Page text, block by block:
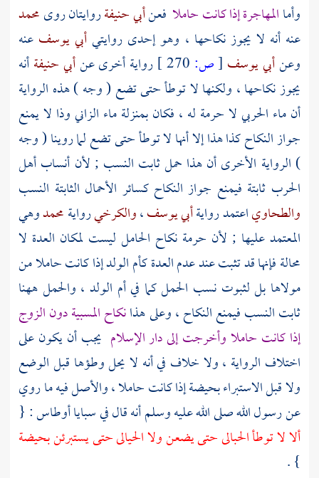
وأماالمهاجرة إذا كانت حاملا فعنأبي حنيفةروايتان روىمحمد
عنه أنه لا يجوز نكاحها ، وهو إحدى روايتيأبي يوسف عنه
وعنأبي يوسف [ص: رواية أخرى عنأبي حنيفةأنه
يجوز نكاحها ، ولكنها لا توطأ حتى تضع ( وجه ) هذه الرواية
أن ماء الحربي لا حرمة له ، فكان بمنزلة ماء الزاني وذا لا يمنع
جواز النكاح كذا هذا إلا أنها لا توطأ حتى تضع لما روينا ( وجه
) الرواية الأخرى أن هذا حمل ثابت النسب ; لأن أنساب أهل
الحرب ثابتة فيمنع جواز النكاح كسائر الأحمال الثابتة النسب
والطحاوياعتمد روايةأبي يوسف،والكرخيروايةمحمدوهي
المعتمد عليها ; لأن حرمة نكاح الحامل ليست لمكان العدة لا
محالة فإنها قد تثبت عند عدم العدة كأم الولد إذا كانت حاملا من
مولاها بل لثبوت نسب الحمل كما في أم الولد ، والحمل ههنا
ثابت النسب فيمنع النكاح ، وعلى هذانكاح المسبية دون الزوج
إذا كانت حاملا وأخرجت إلى دار الإسلام يجب أن يكون على
اختلاف الرواية ، ولا خلاف في أنه لا يحل وطؤها قبل الوضع
ولا قبل الاستبراء بحيضة إذا كانت حاملا ، والأصل فيه ما روي
عن رسول الله صلى الله عليه وسلم أنه قال في سباياأوطاس: {
ألا لا توطأ الحبالى حتى يضعن ولا الحيالى حتى يستبرئن بحيضة
} .